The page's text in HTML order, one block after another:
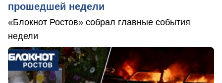
прошедшей недели
«Блокнот Ростов» собрал главные события
недели